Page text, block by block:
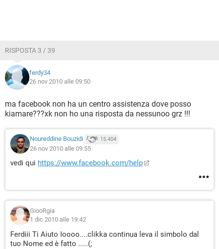
RISPOSTA 3 / 39
ferdy34
26 nov 2010 alle 09:50
ma facebook non ha un centro assistenza dove posso
kiamare???xk non ho una risposta da nessunoo grz !!!
Noureddine Bouzidi 15.404
26 nov 2010 alle 09:55
vedi qui https://www.facebook.com/help
GiooRgia
1 dic 2010 alle 19:42
Ferdiii Ti Aiuto Ioooo....clikka continua leva il simbolo dal
tuo Nome ed è fatto .....(;